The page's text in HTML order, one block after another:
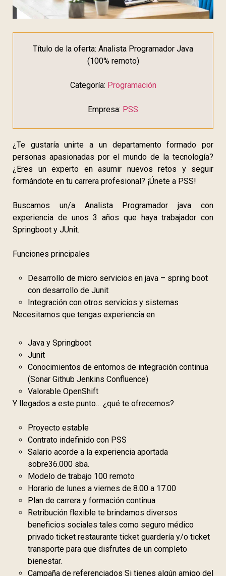
Título de la oferta: Analista Programador Java
(100% remoto)
Categoría: Programación
Empresa: PSS
¿Te gustaría unirte a un departamento formado por
personas apasionadas por el mundo de la tecnología?
¿Eres un experto en asumir nuevos retos y seguir
formándote en tu carrera profesional? ¡Únete a PSS!
Buscamos un/a Analista Programador java con
experiencia de unos 3 años que haya trabajador con
Springboot y JUnit.
Funciones principales
Desarrollo de micro servicios en java – spring boot
con desarrollo de Junit
Integración con otros servicios y sistemas
Necesitamos que tengas experiencia en
Java y Springboot
Junit
Conocimientos de entornos de integración continua
(Sonar Github Jenkins Confluence)
Valorable OpenShift
Y llegados a este punto… ¿qué te ofrecemos?
Proyecto estable
Contrato indefinido con PSS
Salario acorde a la experiencia aportada
sobre36.000 sba.
Modelo de trabajo 100 remoto
Horario de lunes a viernes de 8.00 a 17.00
Plan de carrera y formación continua
Retribución flexible te brindamos diversos
beneficios sociales tales como seguro médico
privado ticket restaurante ticket guardería y/o ticket
transporte para que disfrutes de un completo
bienestar.
Campaña de referenciados Si tienes algún amigo del